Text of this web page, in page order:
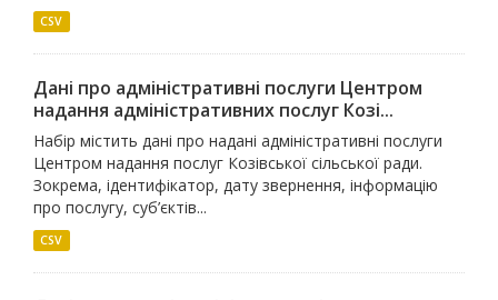
CSV
Дані про адміністративні послуги Центром
надання адміністративних послуг Козі...
Набір містить дані про надані адміністративні послуги
Центром надання послуг Козівської сільської ради.
Зокрема, ідентифікатор, дату звернення, інформацію
про послугу, суб’єктів...
CSV